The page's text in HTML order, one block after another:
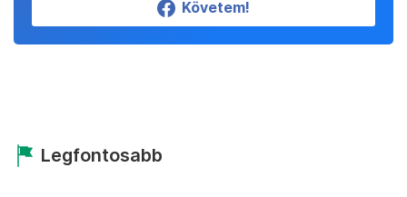
Követem!
Legfontosabb